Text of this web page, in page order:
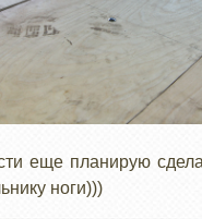
еще планирую
ноги)))